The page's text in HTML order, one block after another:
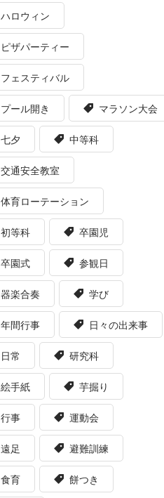
ハロウィン
ピザパーティー
フェスティバル
プール開き マラソン大会
七夕 中等科
交通安全教室
体育ローテーション
初等科 卒園児
卒園式 参観日
器楽合奏 学び
年間行事 日々の出来事
日常 研究科
絵手紙 芋掘り
行事 運動会
遠足 避難訓練
食育 餅つき